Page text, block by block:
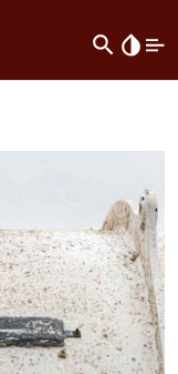
search invert_colors